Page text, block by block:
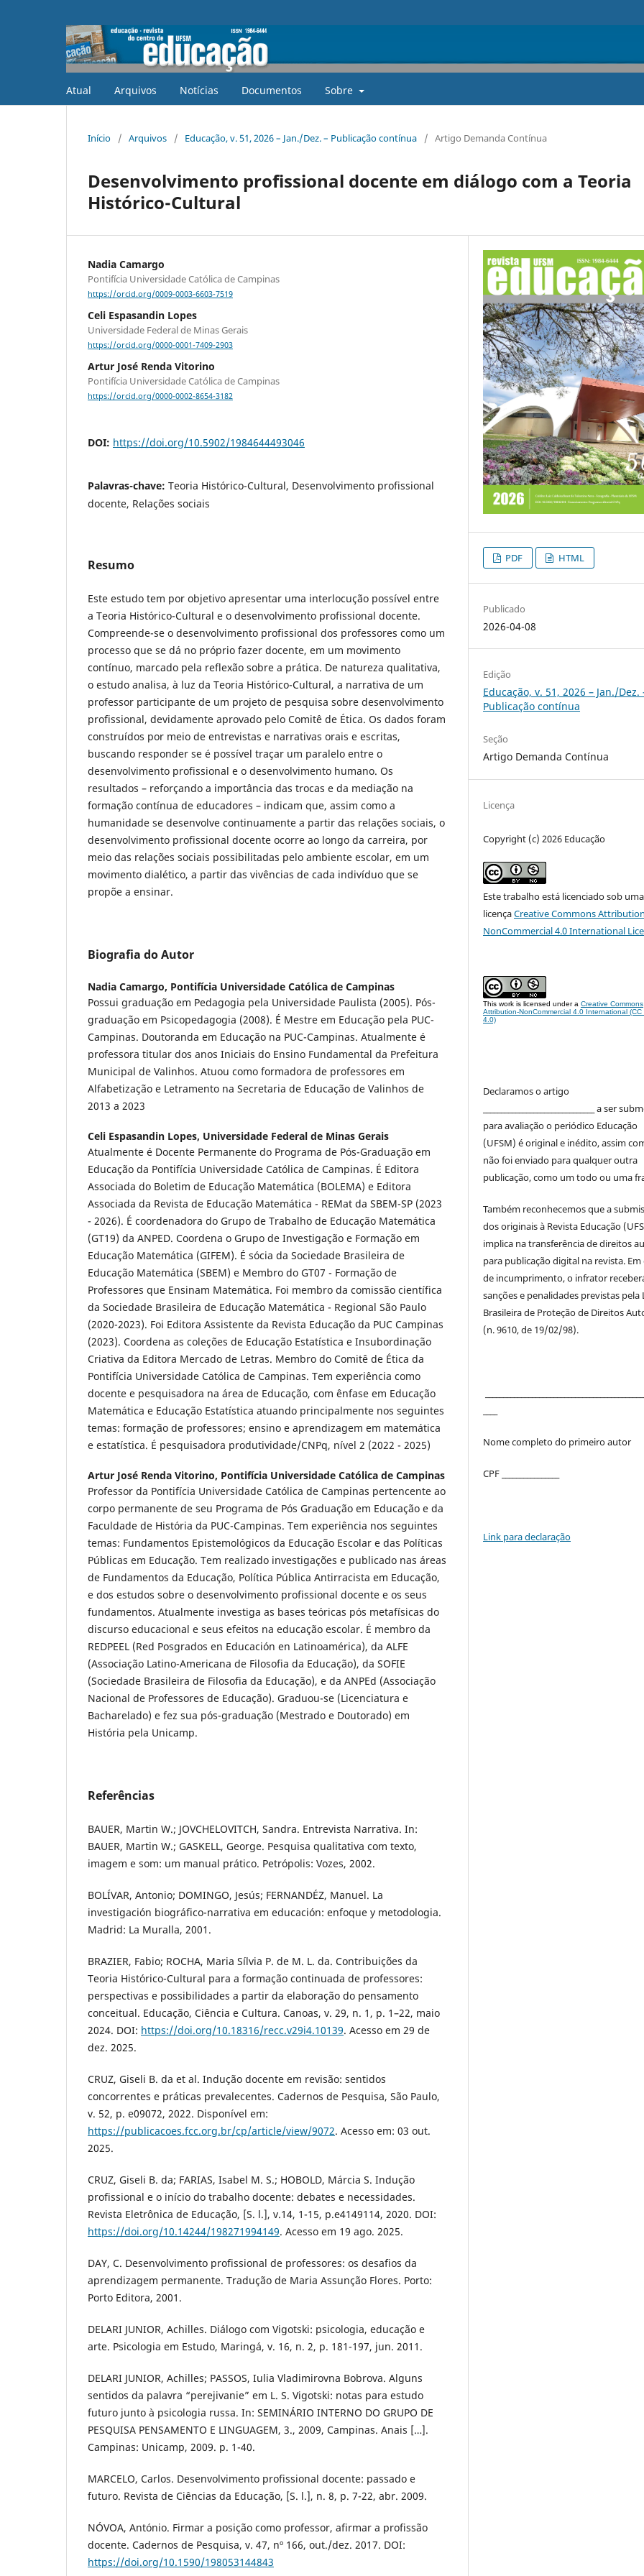
Atual Arquivos Notícias Documentos Sobre
Início / Arquivos / Educação, v. 51, 2026 – Jan./Dez. – Publicação contínua / Artigo Demanda Contínua
Desenvolvimento profissional docente em diálogo com a Teoria
Histórico-Cultural
Nadia Camargo
Pontifícia Universidade Católica de Campinas
https://orcid.org/0009-0003-6603-7519
Celi Espasandin Lopes
Universidade Federal de Minas Gerais
https://orcid.org/0000-0001-7409-2903
Artur José Renda Vitorino
Pontifícia Universidade Católica de Campinas
https://orcid.org/0000-0002-8654-3182
DOI: https://doi.org/10.5902/1984644493046
Palavras-chave: Teoria Histórico-Cultural, Desenvolvimento profissional
docente, Relações sociais
Resumo
Este estudo tem por objetivo apresentar uma interlocução possível entre
a Teoria Histórico-Cultural e o desenvolvimento profissional docente.
Compreende-se o desenvolvimento profissional dos professores como um
processo que se dá no próprio fazer docente, em um movimento
contínuo, marcado pela reflexão sobre a prática. De natureza qualitativa,
o estudo analisa, à luz da Teoria Histórico-Cultural, a narrativa de um
professor participante de um projeto de pesquisa sobre desenvolvimento
profissional, devidamente aprovado pelo Comitê de Ética. Os dados foram
construídos por meio de entrevistas e narrativas orais e escritas,
buscando responder se é possível traçar um paralelo entre o
desenvolvimento profissional e o desenvolvimento humano. Os
resultados – reforçando a importância das trocas e da mediação na
formação contínua de educadores – indicam que, assim como a
humanidade se desenvolve continuamente a partir das relações sociais, o
desenvolvimento profissional docente ocorre ao longo da carreira, por
meio das relações sociais possibilitadas pelo ambiente escolar, em um
movimento dialético, a partir das vivências de cada indivíduo que se
propõe a ensinar.
Biografia do Autor
Nadia Camargo, Pontifícia Universidade Católica de Campinas
Possui graduação em Pedagogia pela Universidade Paulista (2005). Pós-
graduação em Psicopedagogia (2008). É Mestre em Educação pela PUC-
Campinas. Doutoranda em Educação na PUC-Campinas. Atualmente é
professora titular dos anos Iniciais do Ensino Fundamental da Prefeitura
Municipal de Valinhos. Atuou como formadora de professores em
Alfabetização e Letramento na Secretaria de Educação de Valinhos de
2013 a 2023
Celi Espasandin Lopes, Universidade Federal de Minas Gerais
Atualmente é Docente Permanente do Programa de Pós-Graduação em
Educação da Pontifícia Universidade Católica de Campinas. É Editora
Associada do Boletim de Educação Matemática (BOLEMA) e Editora
Associada da Revista de Educação Matemática - REMat da SBEM-SP (2023
- 2026). É coordenadora do Grupo de Trabalho de Educação Matemática
(GT19) da ANPED. Coordena o Grupo de Investigação e Formação em
Educação Matemática (GIFEM). É sócia da Sociedade Brasileira de
Educação Matemática (SBEM) e Membro do GT07 - Formação de
Professores que Ensinam Matemática. Foi membro da comissão científica
da Sociedade Brasileira de Educação Matemática - Regional São Paulo
(2020-2023). Foi Editora Assistente da Revista Educação da PUC Campinas
(2023). Coordena as coleções de Educação Estatística e Insubordinação
Criativa da Editora Mercado de Letras. Membro do Comitê de Ética da
Pontifícia Universidade Católica de Campinas. Tem experiência como
docente e pesquisadora na área de Educação, com ênfase em Educação
Matemática e Educação Estatística atuando principalmente nos seguintes
temas: formação de professores; ensino e aprendizagem em matemática
e estatística. É pesquisadora produtividade/CNPq, nível 2 (2022 - 2025)
Artur José Renda Vitorino, Pontifícia Universidade Católica de Campinas
Professor da Pontifícia Universidade Católica de Campinas pertencente ao
corpo permanente de seu Programa de Pós Graduação em Educação e da
Faculdade de História da PUC-Campinas. Tem experiência nos seguintes
temas: Fundamentos Epistemológicos da Educação Escolar e das Políticas
Públicas em Educação. Tem realizado investigações e publicado nas áreas
de Fundamentos da Educação, Política Pública Antirracista em Educação,
e dos estudos sobre o desenvolvimento profissional docente e os seus
fundamentos. Atualmente investiga as bases teóricas pós metafísicas do
discurso educacional e seus efeitos na educação escolar. É membro da
REDPEEL (Red Posgrados en Educación en Latinoamérica), da ALFE
(Associação Latino-Americana de Filosofia da Educação), da SOFIE
(Sociedade Brasileira de Filosofia da Educação), e da ANPEd (Associação
Nacional de Professores de Educação). Graduou-se (Licenciatura e
Bacharelado) e fez sua pós-graduação (Mestrado e Doutorado) em
História pela Unicamp.
Referências
BAUER, Martin W.; JOVCHELOVITCH, Sandra. Entrevista Narrativa. In:
BAUER, Martin W.; GASKELL, George. Pesquisa qualitativa com texto,
imagem e som: um manual prático. Petrópolis: Vozes, 2002.
BOLÍVAR, Antonio; DOMINGO, Jesús; FERNANDÉZ, Manuel. La
investigación biográfico-narrativa em educación: enfoque y metodologia.
Madrid: La Muralla, 2001.
BRAZIER, Fabio; ROCHA, Maria Sílvia P. de M. L. da. Contribuições da
Teoria Histórico-Cultural para a formação continuada de professores:
perspectivas e possibilidades a partir da elaboração do pensamento
conceitual. Educação, Ciência e Cultura. Canoas, v. 29, n. 1, p. 1–22, maio
2024. DOI: https://doi.org/10.18316/recc.v29i4.10139. Acesso em 29 de
dez. 2025.
CRUZ, Giseli B. da et al. Indução docente em revisão: sentidos
concorrentes e práticas prevalecentes. Cadernos de Pesquisa, São Paulo,
v. 52, p. e09072, 2022. Disponível em:
https://publicacoes.fcc.org.br/cp/article/view/9072. Acesso em: 03 out.
2025.
CRUZ, Giseli B. da; FARIAS, Isabel M. S.; HOBOLD, Márcia S. Indução
profissional e o início do trabalho docente: debates e necessidades.
Revista Eletrônica de Educação, [S. l.], v.14, 1-15, p.e4149114, 2020. DOI:
https://doi.org/10.14244/198271994149. Acesso em 19 ago. 2025.
DAY, C. Desenvolvimento profissional de professores: os desafios da
aprendizagem permanente. Tradução de Maria Assunção Flores. Porto:
Porto Editora, 2001.
DELARI JUNIOR, Achilles. Diálogo com Vigotski: psicologia, educação e
arte. Psicologia em Estudo, Maringá, v. 16, n. 2, p. 181-197, jun. 2011.
DELARI JUNIOR, Achilles; PASSOS, Iulia Vladimirovna Bobrova. Alguns
sentidos da palavra “perejivanie” em L. S. Vigotski: notas para estudo
futuro junto à psicologia russa. In: SEMINÁRIO INTERNO DO GRUPO DE
PESQUISA PENSAMENTO E LINGUAGEM, 3., 2009, Campinas. Anais […].
Campinas: Unicamp, 2009. p. 1-40.
MARCELO, Carlos. Desenvolvimento profissional docente: passado e
futuro. Revista de Ciências da Educação, [S. l.], n. 8, p. 7-22, abr. 2009.
NÓVOA, António. Firmar a posição como professor, afirmar a profissão
docente. Cadernos de Pesquisa, v. 47, nº 166, out./dez. 2017. DOI:
https://doi.org/10.1590/198053144843
PDF HTML
Publicado
2026-04-08
Edição
Educação, v. 51, 2026 – Jan./Dez.
Publicação contínua
Seção
Artigo Demanda Contínua
Licença
Copyright (c) 2026 Educação
Este trabalho está licenciado sob uma
licençaCreative Commons
NonCommercial 4.0 International
This work is licensed under aCreative Commons
Attribution-NonCommercial 4.0 International (CC
4.0)
Declaramos o artigo
_______________________________ a ser
para avaliação o periódico Educação
(UFSM) é original e inédito, assim
não foi enviado para qualquer outra
publicação, como um todo ou uma
Também reconhecemos que a
dos originais à Revista Educação
implica na transferência de direitos
para publicação digital na revista. Em
de incumprimento, o infrator
sanções e penalidades previstas pela
Brasileira de Proteção de Direitos
(n. 9610, de 19/02/98).
Nome completo do primeiro autor
CPF ________________
Link para declaração